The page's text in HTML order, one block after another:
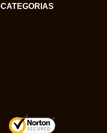
CATEGORIAS